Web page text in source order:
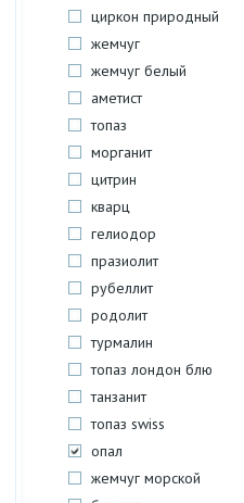
циркон природный
жемчуг
жемчуг белый
аметист
топаз
морганит
цитрин
кварц
гелиодор
празиолит
рубеллит
родолит
турмалин
топаз лондон блю
танзанит
топаз swiss
опал
жемчуг морской